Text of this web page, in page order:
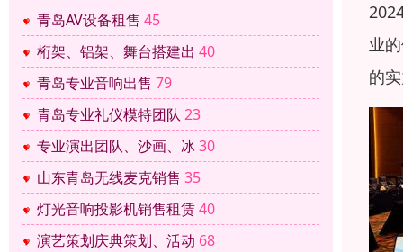
青岛AV设备租售 45
桁架、铝架、舞台搭建出 40
青岛专业音响出售 79
青岛专业礼仪模特团队 23
专业演出团队、沙画、冰30
山东青岛无线麦克销售 35
灯光音响投影机销售租赁40
演艺策划庆典策划、活动 68
业
的